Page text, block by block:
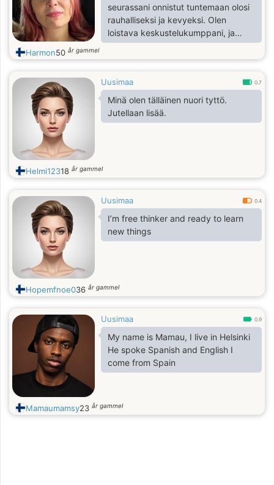
seurassani onnistut tuntemaan olosi
rauhalliseksi ja kevyeksi. Olen
loistava keskustelukumppani, ja
keskustelen mielelläni monista eri
aiheista, joten minun seurassani et
elämää varten ja haluan tavata
miehen, jolle pystyn luomaan
maagisen maailman, jossa vallitsevat
rakkaus, keskinäinen ymmärrys ja
Harmon50 år gammel
Uusimaa 0.7
Minä olen tälläinen nuori tyttö.
Jutellaan lisää.
Helmi12318 år gammel
Uusimaa 0.4
I’m free thinker and ready to learn
new things
Hopemfnoe036 år gammel
Uusimaa 0.9
My name is Mamau, I live in Helsinki
He spoke Spanish and English I
come from Spain
Mamaumamsy23 år gammel